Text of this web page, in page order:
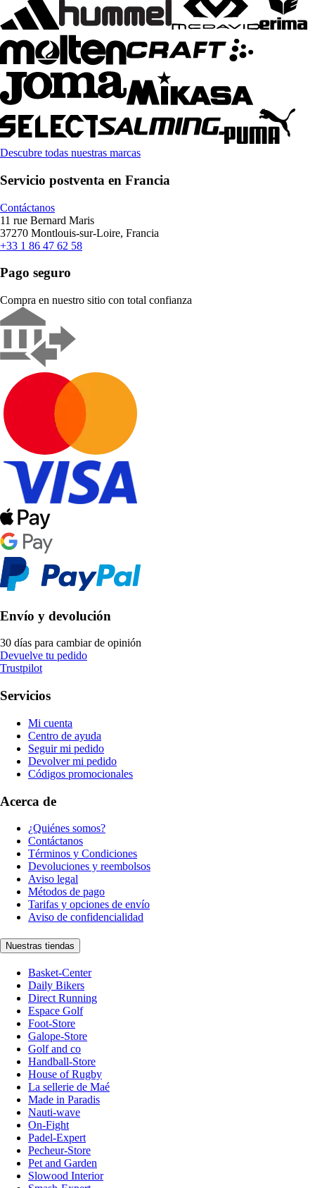
Descubre todas nuestras marcas
Servicio postventa en Francia
Contáctanos
11 rue Bernard Maris
37270 Montlouis-sur-Loire, Francia
+33 1 86 47 62 58
Pago seguro
Compra en nuestro sitio con total confianza
Envío y devolución
30 días para cambiar de opinión
Devuelve tu pedido
Trustpilot
Servicios
Mi cuenta
Centro de ayuda
Seguir mi pedido
Devolver mi pedido
Códigos promocionales
Acerca de
¿Quiénes somos?
Contáctanos
Términos y Condiciones
Devoluciones y reembolsos
Aviso legal
Métodos de pago
Tarifas y opciones de envío
Aviso de confidencialidad
Nuestras tiendas
Basket-Center
Daily Bikers
Direct Running
Espace Golf
Foot-Store
Galope-Store
Golf and co
Handball-Store
House of Rugby
La sellerie de Maé
Made in Paradis
Nauti-wave
On-Fight
Padel-Expert
Pecheur-Store
Pet and Garden
Slowood Interior